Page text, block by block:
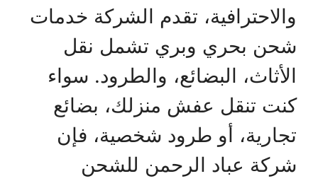
والاحترافية، تقدم الشركة خدمات
شحن بحري وبري تشمل نقل
الأثاث، البضائع، والطرود. سواء
كنت تنقل عفش منزلك، بضائع
تجارية، أو طرود شخصية، فإن
شركة عباد الرحمن للشحن